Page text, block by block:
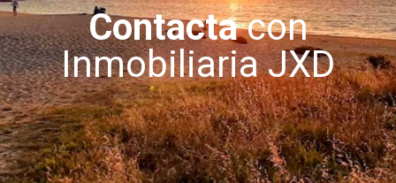
Contactacon
Inmobiliaria JXD